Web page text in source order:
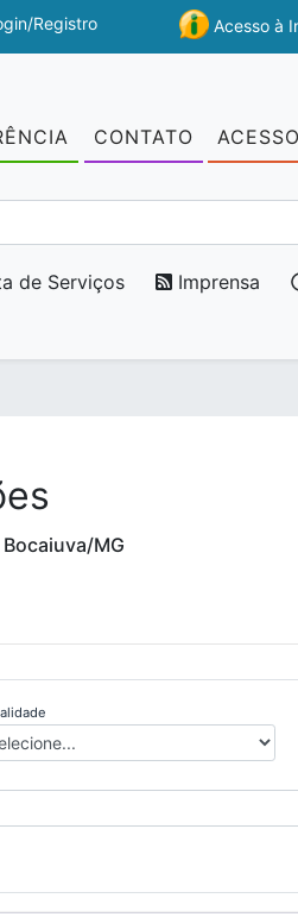
Registro
CONTATO
de Serviços Imprensa
MG